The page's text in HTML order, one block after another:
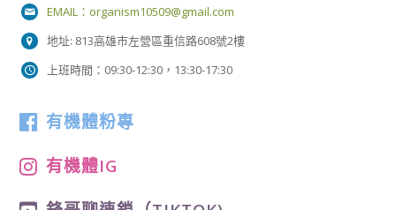
EMAIL： organism10509@gmail.com
地址: 813高雄市左營區重信路608號2樓
上班時間：09:30-12:30，13:30-17:30
有機體粉專
有機體IG